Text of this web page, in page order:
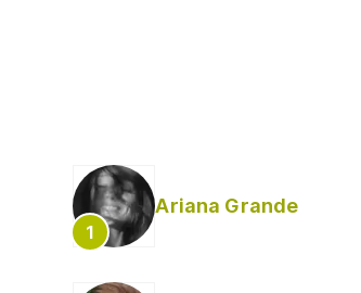
Ariana Grande